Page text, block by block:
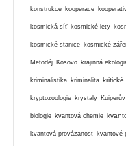
konstrukce kooperace
kosmická síť kosmické lety
kosmické stanice kosmické
Metoděj Kosovo krajinná
kriminalistika kriminalita kritické
kryptozoologie krystaly
biologie kvantová chemie
kvantová provázanost kvantové